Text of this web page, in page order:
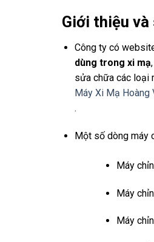
Giới thiệu và
Công ty có
dùng trong xi mạ,
sửa chữa các loại
Máy Xi Mạ Hoàng
.
Một số dòng máy
Máy
Máy
Máy